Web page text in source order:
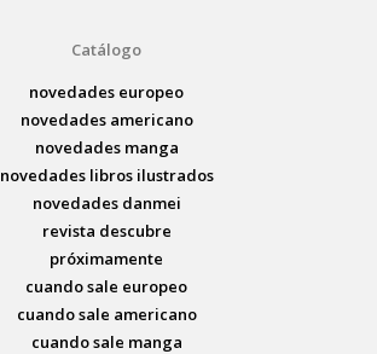
Catálogo
novedades europeo
novedades americano
novedades manga
novedades libros ilustrados
novedades danmei
revista descubre
próximamente
cuando sale europeo
cuando sale americano
cuando sale manga